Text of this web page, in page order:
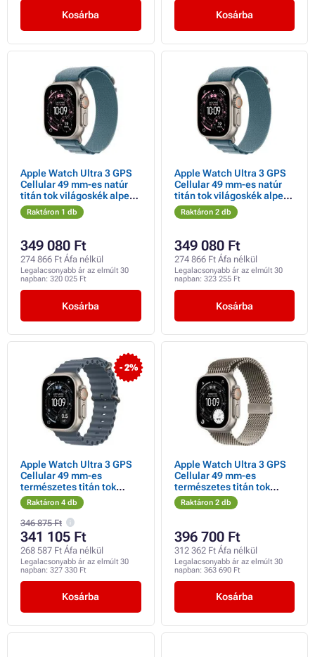
Kosárba Kosárba
Apple Watch Ultra 3 GPS
Cellular 49 mm-es natúr
titán tok világoskék alpesi
hurokkal - közepes méretű
Raktáron 1 db
349 080 Ft
274 866 Ft Áfa nélkül
Legalacsonyabb ár az elmúlt 30
napban: 320 025 Ft
Kosárba
Apple Watch Ultra 3 GPS
Cellular 49 mm-es natúr
titán tok világoskék alpesi
hurokkal - nagyméretű
Raktáron 2 db
349 080 Ft
274 866 Ft Áfa nélkül
Legalacsonyabb ár az elmúlt 30
napban: 323 255 Ft
Kosárba
- 2%
Apple Watch Ultra 3 GPS
Cellular 49 mm-es
természetes titán tok
horgonykék óceán szíjjal
Raktáron 4 db
346 875 Ft
341 105 Ft
268 587 Ft Áfa nélkül
Legalacsonyabb ár az elmúlt 30
napban: 327 330 Ft
Kosárba
Apple Watch Ultra 3 GPS
Cellular 49 mm-es
természetes titán tok
természetes titán milánói
hurokkal - nagyméretű
Raktáron 2 db
396 700 Ft
312 362 Ft Áfa nélkül
Legalacsonyabb ár az elmúlt 30
napban: 363 690 Ft
Kosárba